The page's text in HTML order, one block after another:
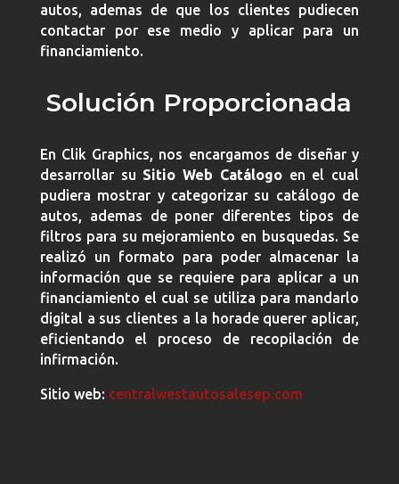
autos, ademas de que los clientes pudiecen
contactar por ese medio y aplicar para un
financiamiento.
Solución Proporcionada
En Clik Graphics, nos encargamos de diseñar y
desarrollar su Sitio Web Catálogo en el cual
pudiera mostrar y categorizar su catálogo de
autos, ademas de poner diferentes tipos de
filtros para su mejoramiento en busquedas. Se
realizó un formato para poder almacenar la
información que se requiere para aplicar a un
financiamiento el cual se utiliza para mandarlo
digital a sus clientes a la horade querer aplicar,
eficientando el proceso de recopilación de
infirmación.
Sitio web: centralwestautosalesep.com